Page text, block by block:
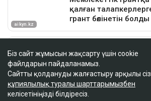
Біз сайт жұмысын жақсарту үшін cookie
файлдарын пайдаланамыз.
Сайтты қолдануды жалғастыру арқылы сіз
құпиялылық туралы шарттарымызбен
келісетініңізді білдіресіз.